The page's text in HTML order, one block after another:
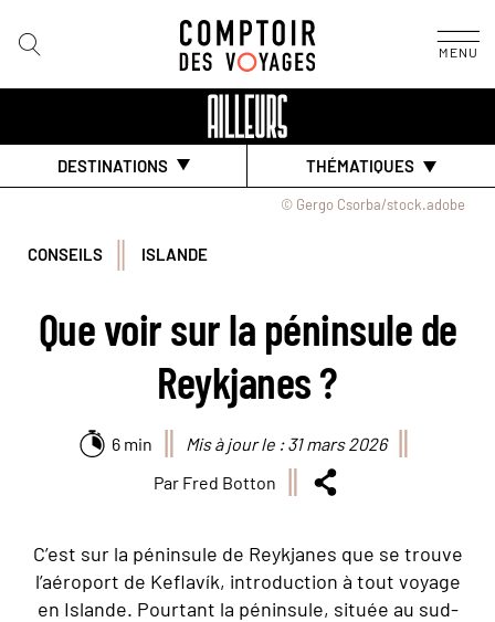
MENU
DESTINATIONS THÉMATIQUES
© Gergo Csorba/stock.adobe
CONSEILS ISLANDE
Que voir sur la péninsule de
Reykjanes ?
6 min
Mis à jour le : 31 mars 2026
Par Fred Botton
C’est sur la péninsule de Reykjanes que se trouve
l’aéroport de Keflavík, introduction à tout voyage
en Islande. Pourtant la péninsule, située au sud-